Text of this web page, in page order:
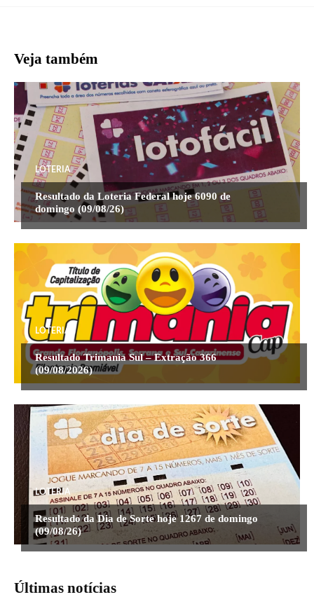
Veja também
LOTERIA
Resultado da Loteria Federal hoje 6090 de
domingo (09/08/26)
LOTERIA
Resultado Trimania Sul – Extração 366
(09/08/2026)
LOTERIA
Resultado da Dia de Sorte hoje 1267 de domingo
(09/08/26)
Últimas notícias